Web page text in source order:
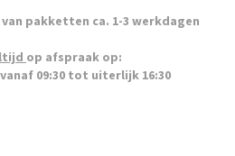
pakketten ca. 1-3 werkdagen
op afspraak op:
09:30 tot uiterlijk 16:30